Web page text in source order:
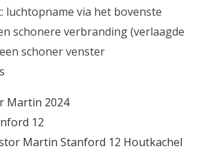
luchtopname via het bovenste
schonere verbranding (verlaagde
schoner venster
Martin 2024
12
Martin Stanford 12 Houtkachel